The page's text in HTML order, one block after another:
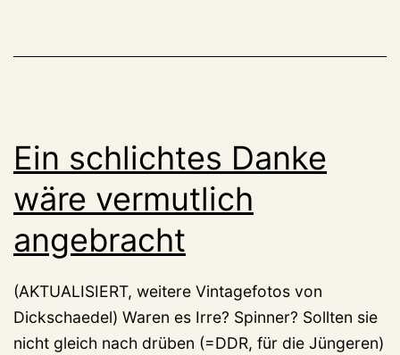
Ein schlichtes Danke
wäre vermutlich
angebracht
(AKTUALISIERT, weitere Vintagefotos von
Dickschaedel) Waren es Irre? Spinner? Sollten sie
nicht gleich nach drüben (=DDR, für die Jüngeren)